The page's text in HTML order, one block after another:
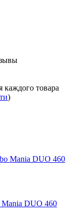
каждого товара
)
DUO 460